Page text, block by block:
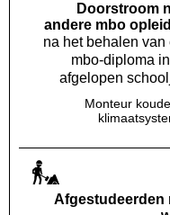
Doorstroom
andere mbo
na het behalen van
mbo-diploma
afgelopen
Monteur
Af­gestudeerden